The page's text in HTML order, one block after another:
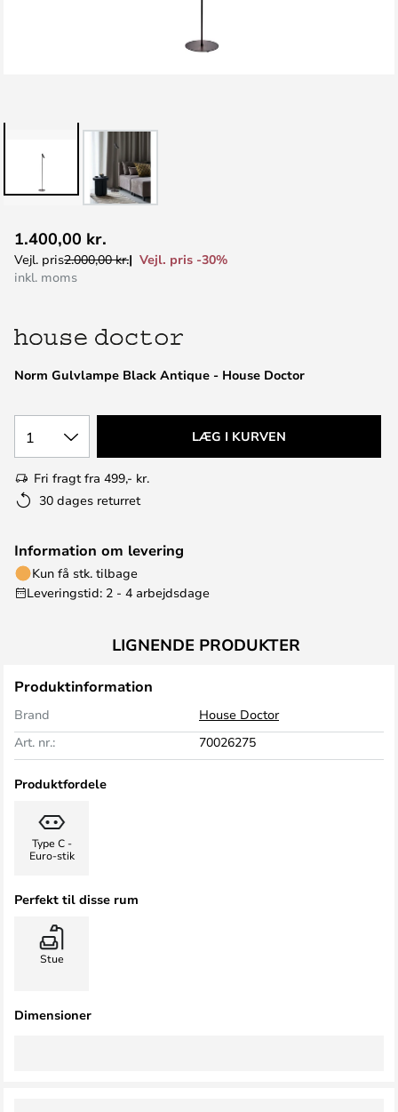
til
starten
Norm Gulvlampe Black Antique - House Doctor
1.400,00 kr.
Vejl. pris2.000,00 kr.
Vejl. pris -30%
inkl. moms
1 LÆG I KURVEN
Fri fragt fra 499,- kr.
30 dages returret
Information om levering
Kun få stk. tilbage
Leveringstid: 2 - 4 arbejdsdage
LIGNENDE PRODUKTER
Produktinformation
Brand
House Doctor
Art. nr.:
70026275
Produktfordele
Type C -
Euro-stik
Perfekt til disse rum
Stue
Dimensioner